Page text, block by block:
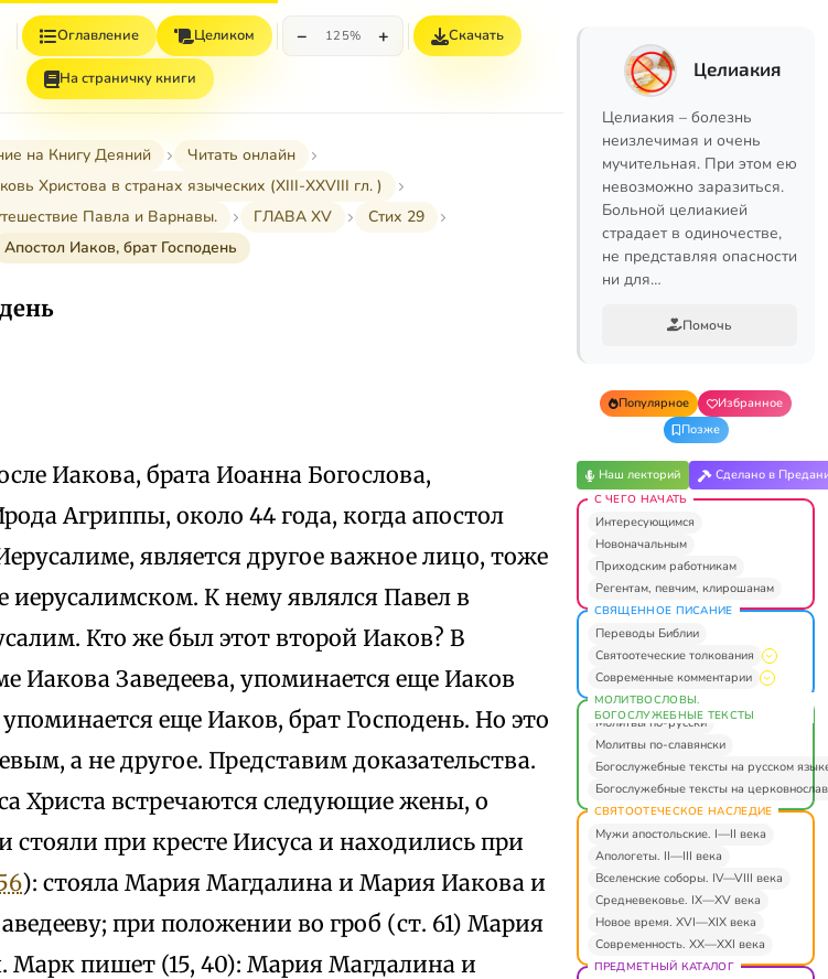
Оглавление Целиком − 125% + Скачать
На страничку книги
на Книгу Деяний
Читать онлайн
Христова в странах языческих (XIII-XXVIII гл. )
Павла и Варнавы.
ГЛАВА XV
Стих 29
Апостол Иаков, брат Господень
Иакова, брата Иоанна Богослова,
Агриппы, около 44 года, когда апостол
является другое важное лицо, тоже
иерусалимском. К нему являлся Павел в
Кто же был этот второй Иаков? В
Иакова Заведеева, упоминается еще Иаков
еще Иаков, брат Господень. Но это
а не другое. Представим доказательства.
Христа встречаются следующие жены, о
стояли при кресте Иисуса и находились при
): стояла Мария Магдалина и Мария Иакова и
при положении во гроб (ст. 61) Мария
Марк пишет (15, 40): Мария Магдалина и
Целиакия
Целиакия – болезнь
неизлечимая и очень
мучительная. При этом ею
невозможно заразиться.
Больной целиакией
страдает в одиночестве,
не представляя опасности
ни для…
Помочь
Популярное
Избранное
Позже
Наш лекторий Сделано в
С ЧЕГО НАЧАТЬ
Интересующимся
Новоначальным
Приходским работникам
Регентам, певчим, клирошанам
СВЯЩЕННОЕ ПИСАНИЕ
Переводы Библии
Святоотеческие толкования
Современные комментарии
МОЛИТВОСЛОВЫ.
БОГОСЛУЖЕБНЫЕ ТЕКСТЫ
Молитвы по-русски
Молитвы по-славянски
Богослужебные тексты на русском
Богослужебные тексты на
СВЯТООТЕЧЕСКОЕ НАСЛЕДИЕ
Мужи апостольские. I—II века
Апологеты. II—III века
Вселенские соборы. IV—VIII века
Средневековье. IX—XV века
Новое время. XVI—XIX века
Современность. XX—XXI века
ПРЕДМЕТНЫЙ КАТАЛОГ